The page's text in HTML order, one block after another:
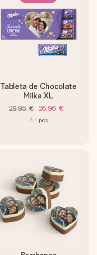
Tableta de Chocolate
Milka XL
29,95 € 26,96 €
4Tipos